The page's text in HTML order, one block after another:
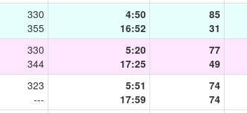
330
355
4:50
16:52
85
31
330
344
5:20
17:25
77
49
323
---
5:51
17:59
74
74